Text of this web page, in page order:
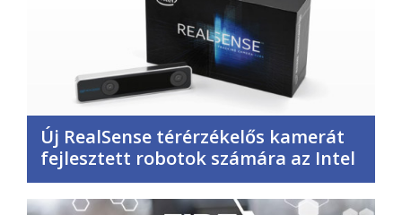
Új RealSense térérzékelős kamerát
fejlesztett robotok számára az Intel